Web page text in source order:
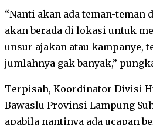
“Nanti akan ada teman-teman
akan berada di lokasi untuk
unsur ajakan atau kampanye,
jumlahnya gak banyak,”
Terpisah, Koordinator Divisi
Bawaslu Provinsi Lampung
apabila nantinya ada ucapan